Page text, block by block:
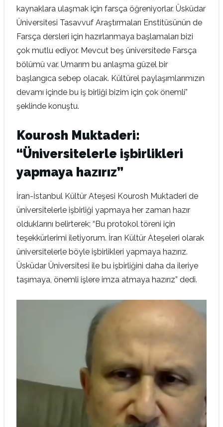
kaynaklara ulaşmak için farsça öğreniyorlar. Üsküdar
Üniversitesi Tasavvuf Araştırmaları Enstitüsünün de
Farsça dersleri için hazırlanmaya başlamaları bizi
çok mutlu ediyor. Mevcut beş üniversitede Farsça
bölümü var. Umarım bu anlaşma güzel bir
başlangıca sebep olacak. Kültürel paylaşımlarımızın
devamı içinde bu iş birliği bizim için çok önemli”
şeklinde konuştu.
Kourosh Muktaderi:
“Üniversitelerle işbirlikleri
yapmaya hazırız”
İran-İstanbul Kültür Ateşesi Kourosh Muktaderi de
üniversitelerle işbirliği yapmaya her zaman hazır
olduklarını belirterek; “Bu protokol töreni için
teşekkürlerimi iletiyorum. İran Kültür Ateşeleri olarak
üniversitelerle böyle işbirlikleri yapmaya hazırız.
Üsküdar Üniversitesi ile bu işbirliğini daha da ileriye
taşımaya, önemli işlere imza atmaya hazırız” dedi.